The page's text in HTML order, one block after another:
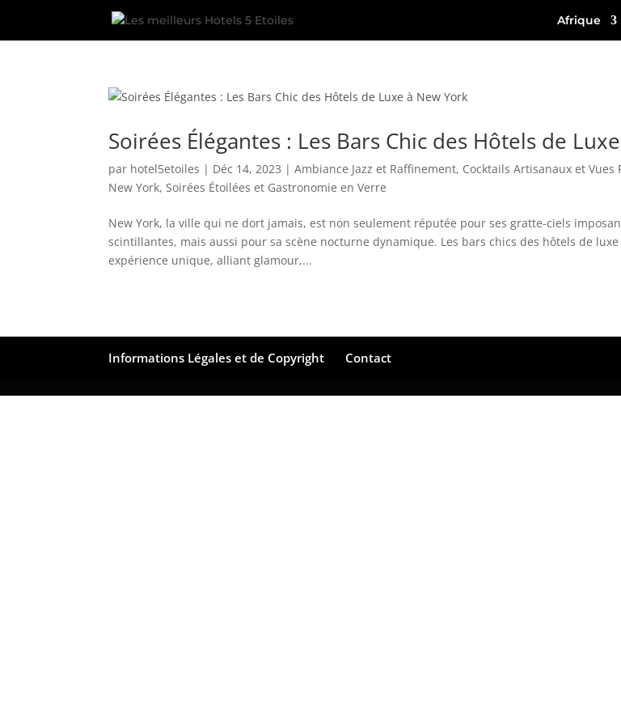
Afrique
Soirées Élégantes : Les Bars Chic des Hôtels de
par hotel5etoiles | Déc 14, 2023 |Ambiance Jazz et Raffinement, Cocktails Artisanaux et Vues
New York,Soirées Étoilées et Gastronomie en Verre
New York, la ville qui ne dort jamais, est non seulement réputée pour ses gratte-ciels
scintillantes, mais aussi pour sa scène nocturne dynamique. Les bars chics des hôtels de
expérience unique, alliant glamour,...
Informations Légales et de Copyright Contact